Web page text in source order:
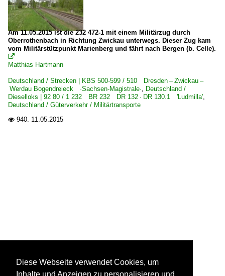
Am 11.05.2015 ist die 232 472-1 mit einem Militärzug durch
Oberrothenbach in Richtung Zwickau unterwegs. Dieser Zug kam
vom Militärstützpunkt Marienberg und fährt nach Bergen (b. Celle).

Matthias Hartmann
Deutschland / Strecken | KBS 500-599 / 510 Dresden – Zwickau –
Werdau Bogendreieck ·Sachsen-Magistrale·, Deutschland /
Dieselloks | 92 80 / 1 232 BR 232 DR 132 · DR 130.1 'Ludmilla',
Deutschland / Güterverkehr / Militärtransporte
 940. 11.05.2015
Diese Webseite verwendet Cookies, um